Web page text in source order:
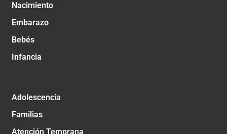
Nacimiento
Embarazo
Bebés
Infancia
Adolescencia
Familias
Atención Temprana